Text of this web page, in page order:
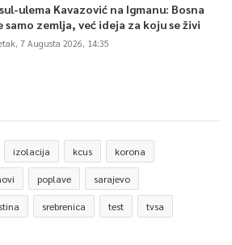
ulema Kavazović na Igmanu: Bosna
samo zemlja, već ideja za koju se živi
7 Augusta 2026, 14:35
izolacija kcus korona
poplave sarajevo
srebrenica test tvsa